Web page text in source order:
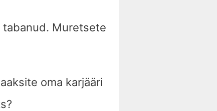
tabanud. Muretsete
oma karjääri